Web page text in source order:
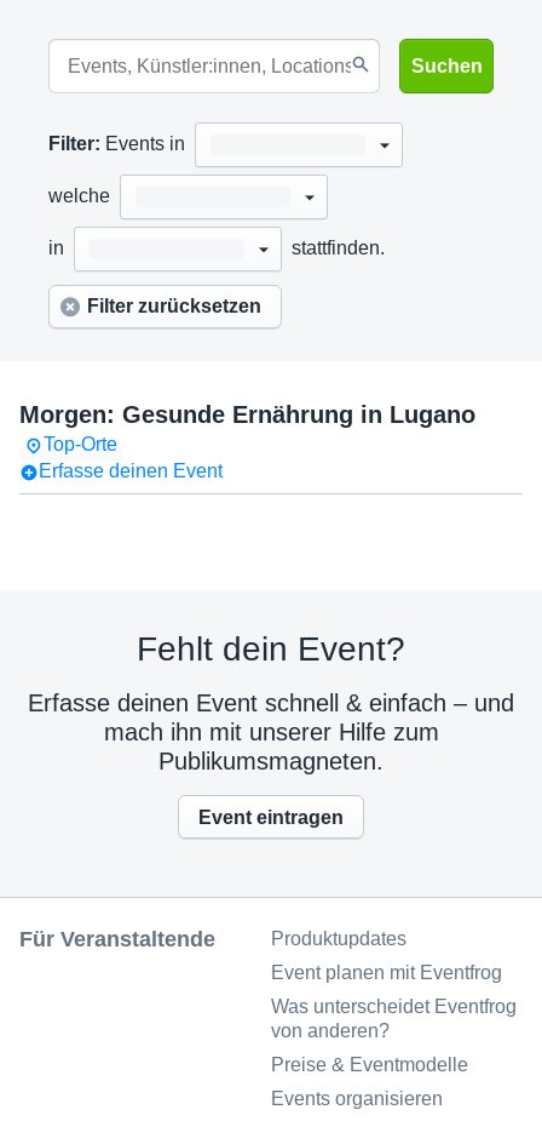
Suchen
Filter: Events in
welche
in stattfinden.
Filter zurücksetzen
Morgen: Gesunde Ernährung in Lugano
Top-Orte
Erfasse deinen Event
Fehlt dein Event?
Erfasse deinen Event schnell & einfach – und
mach ihn mit unserer Hilfe zum
Publikumsmagneten.
Event eintragen
Für Veranstaltende
Produktupdates
Event planen mit Eventfrog
Was unterscheidet Eventfrog
von anderen?
Preise & Eventmodelle
Events organisieren